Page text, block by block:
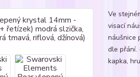
Ve
visací
náušnice
dle přání.
kapka,